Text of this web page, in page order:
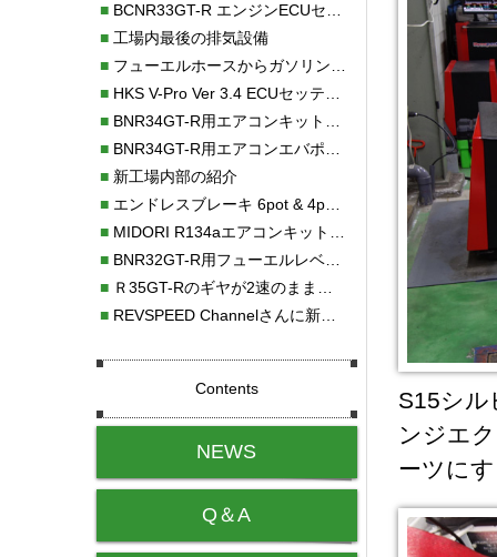
S15シル
ンジエ
ーツに
■BCNR33GT-R エンジンECUセッティング調整
■工場内最後の排気設備
■フューエルホースからガソリン漏れ
■HKS V-Pro Ver 3.4 ECUセッティング
■BNR34GT-R用エアコンキット新発売！！
■BNR34GT-R用エアコンエバポレーターを新発売！！
■新工場内部の紹介
■エンドレスブレーキ 6pot & 4potオーバーホール
■MIDORI R134aエアコンキットタイプⅡ取り付け
■BNR32GT-R用フューエルレベルセンサー新発売！！
■Ｒ35GT-Rのギヤが2速のまま変速しない！！
■REVSPEED Channelさんに新社屋を紹介していただきました!!
Contents
NEWS
Q＆A